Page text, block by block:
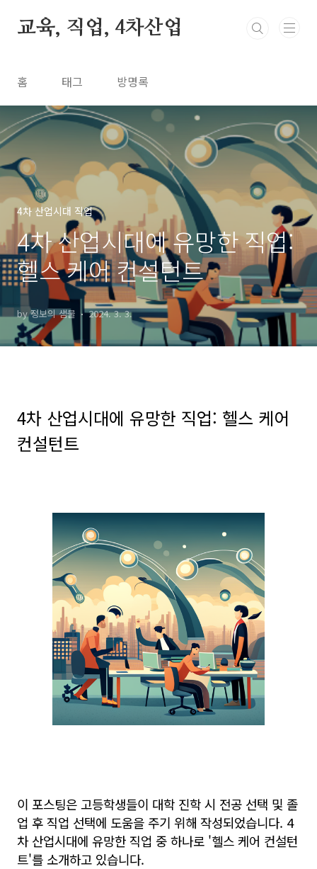
교육, 직업, 4차산업
홈 태그 방명록
4차 산업시대 직업
4차 산업시대에 유망한 직업:
헬스 케어 컨설턴트
by 정보의 샘물 2024. 3. 3.
4차 산업시대에 유망한 직업: 헬스 케어
컨설턴트
이 포스팅은 고등학생들이 대학 진학 시 전공 선택 및 졸
업 후 직업 선택에 도움을 주기 위해 작성되었습니다. 4
차 산업시대에 유망한 직업 중 하나로 '헬스 케어 컨설턴
트'를 소개하고 있습니다.